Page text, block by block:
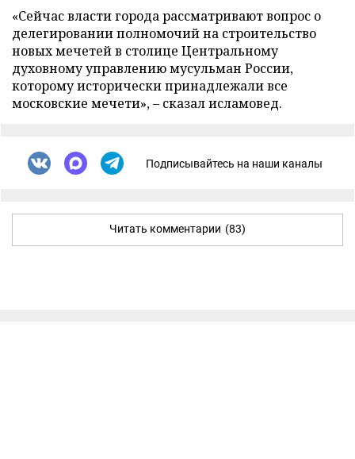
«Сейчас власти города рассматривают вопрос о
делегировании полномочий на строительство
новых мечетей в столице Центральному
духовному управлению мусульман России,
которому исторически принадлежали все
московские мечети», – сказал исламовед.
Подписывайтесь на наши каналы
Читать комментарии (83)